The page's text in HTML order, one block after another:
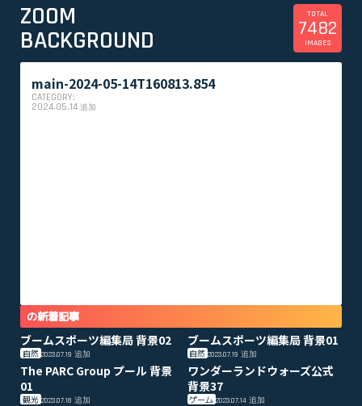
ZOOM
BACKGROUND
TOTAL
7482
IMAGES
main-2024-05-14T160813.854
CATEGORY:
2024.05.14 追加
の新着記事
ブームスポーツ編集局 背景02
自然 2023.07.19 追加
ブームスポーツ編集局 背景01
自然 2023.07.19追加
The PARC Group プール 背景
01
観光 2023.07.18 追加
ワンダーランドウォーズ公式
背景37
ゲーム 2023.07.14追加